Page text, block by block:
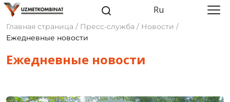
Ru
Главная страница / Пресс-служба / Новости /
Ежедневные новости
Ежедневные новости